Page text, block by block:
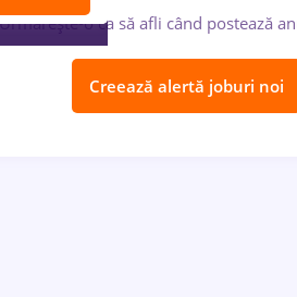
o ca să afli când postează
Creează alertă joburi noi